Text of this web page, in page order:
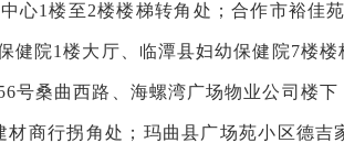
心1楼至2楼楼梯转角处；合作市裕佳
健院1楼大厅、临潭县妇幼保健院7楼
号桑曲西路、海螺湾广场物业公司楼
商行拐角处；玛曲县广场苑小区德吉